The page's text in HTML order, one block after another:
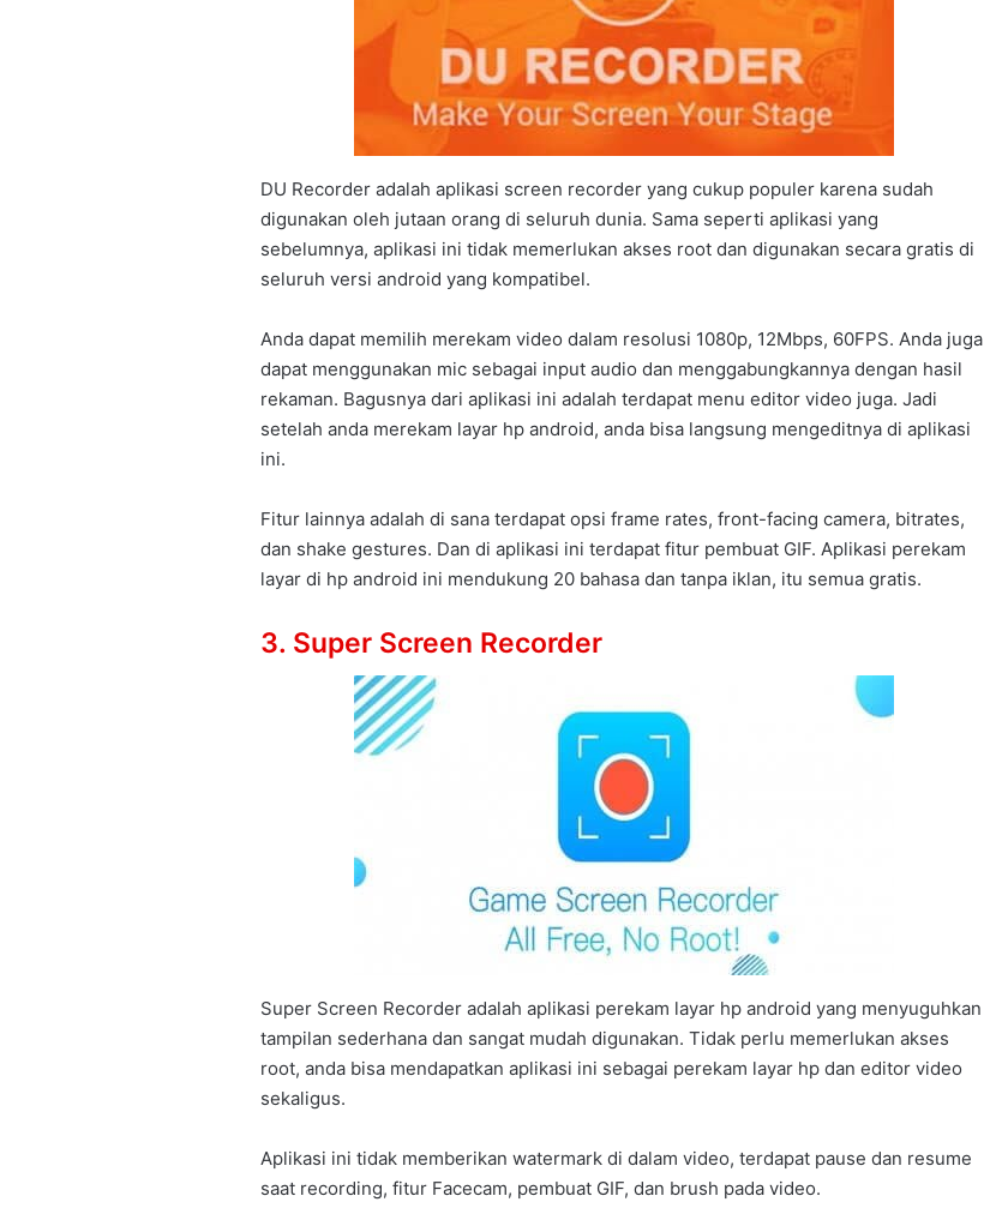
DU Recorder adalah aplikasi screen recorder yang cukup populer karena sudah
digunakan oleh jutaan orang di seluruh dunia. Sama seperti aplikasi yang
sebelumnya, aplikasi ini tidak memerlukan akses root dan digunakan secara gratis di
seluruh versi android yang kompatibel.
Anda dapat memilih merekam video dalam resolusi 1080p, 12Mbps, 60FPS. Anda juga
dapat menggunakan mic sebagai input audio dan menggabungkannya dengan hasil
rekaman. Bagusnya dari aplikasi ini adalah terdapat menu editor video juga. Jadi
setelah anda merekam layar hp android, anda bisa langsung mengeditnya di aplikasi
ini.
Fitur lainnya adalah di sana terdapat opsi frame rates, front-facing camera, bitrates,
dan shake gestures. Dan di aplikasi ini terdapat fitur pembuat GIF. Aplikasi perekam
layar di hp android ini mendukung 20 bahasa dan tanpa iklan, itu semua gratis.
3. Super Screen Recorder
Super Screen Recorder adalah aplikasi perekam layar hp android yang menyuguhkan
tampilan sederhana dan sangat mudah digunakan. Tidak perlu memerlukan akses
root, anda bisa mendapatkan aplikasi ini sebagai perekam layar hp dan editor video
sekaligus.
Aplikasi ini tidak memberikan watermark di dalam video, terdapat pause dan resume
saat recording, fitur Facecam, pembuat GIF, dan brush pada video.